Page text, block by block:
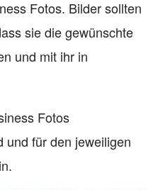
Fotos. Bilder sollten
sie die gewünschte
und mit ihr in
Fotos
und für den jeweiligen